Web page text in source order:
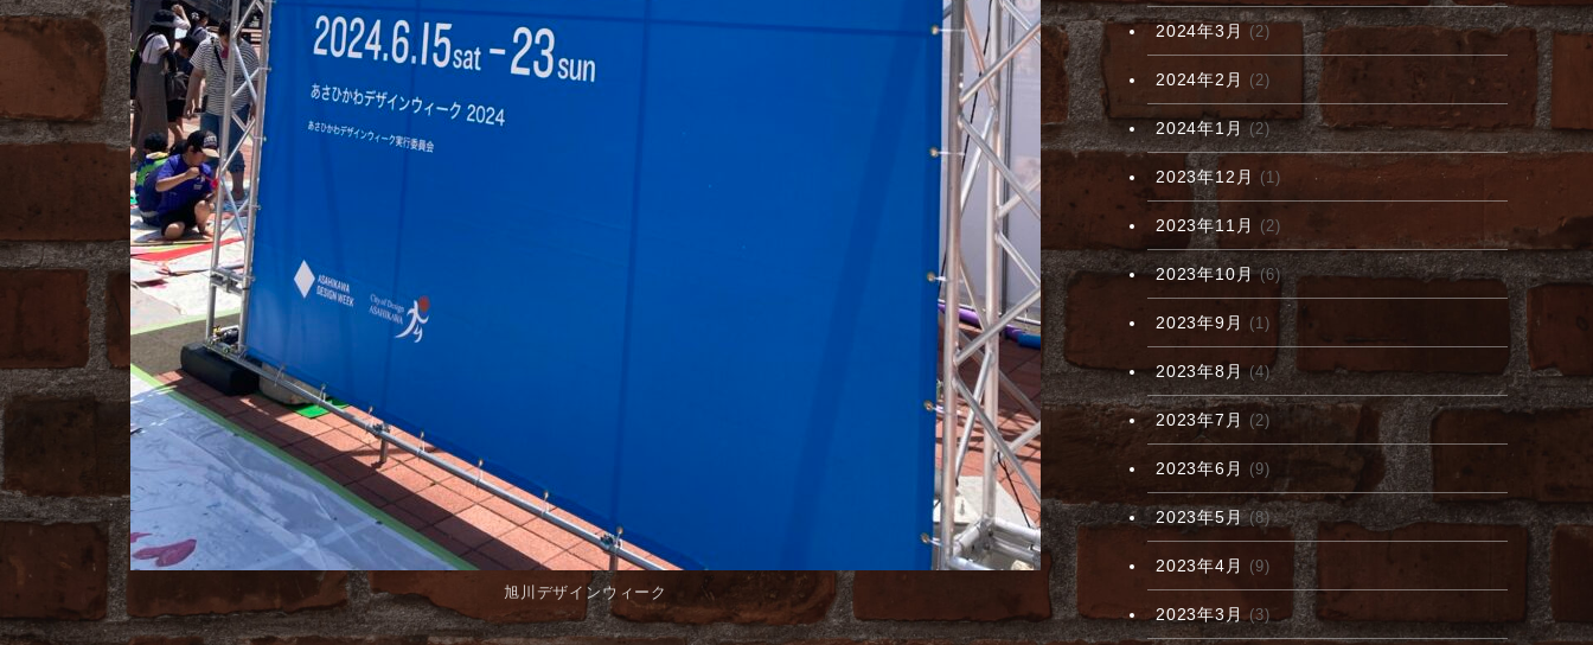
旭川デザインウィーク
2024年3月 (2)
2024年2月 (2)
2024年1月(2)
2023年12月 (1)
2023年11月 (2)
2023年10月(6)
2023年9月 (1)
2023年8月 (4)
2023年7月 (2)
2023年6月 (9)
2023年5月(8)
2023年4月 (9)
2023年3月 (3)